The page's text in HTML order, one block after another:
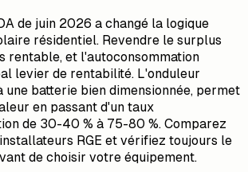
de juin 2026 a changé la logique
résidentiel. Revendre le surplus
rentable, et l'autoconsommation
levier de rentabilité. L'onduleur
une batterie bien dimensionnée, permet
en passant d'un taux
de 30-40 % à 75-80 %. Comparez
RGE et vérifiez toujours le
de choisir votre équipement.